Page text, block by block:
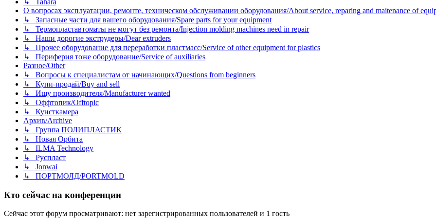
О вопросах эксплуатации, ремонте, техническом обслуживании оборудования/About service, reparing and maitenance of
↳ Запасные части для вашего оборудования/Spare parts for your equipment
↳ Термопластавтоматы не могут без ремонта/Injection molding machines need in repair
↳ Наши дорогие экструдеры/Dear extruders
↳ Прочее оборудование для переработки пластмасс/Service of other equipment for plastics
↳ Периферия тоже оборудование/Service of auxiliaries
Разное/Other
↳ Вопросы к специалистам от начинающих/Questions from beginners
↳ Купи-продай/Buy and sell
↳ Ищу производителя/Manufacturer wanted
↳ Оффтопик/Offtopic
↳ Кунсткамера
Архив/Archive
↳ Группа ПОЛИПЛАСТИК
↳ Новая Орбита
↳ ILMA Technology
↳ Руспласт
↳ Jonwai
↳ ПОРТМОЛД/PORTMOLD
Кто сейчас на конференции
Сейчас этот форум просматривают: нет зарегистрированных пользователей и 1 гость